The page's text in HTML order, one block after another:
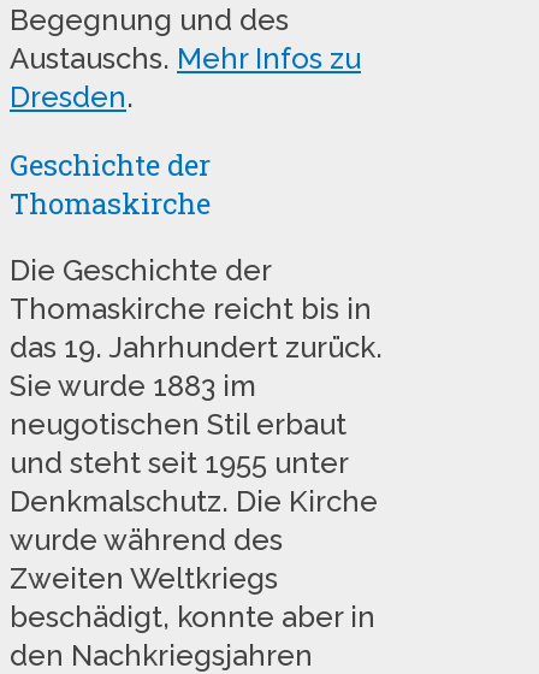
Begegnung und des
Austauschs. Mehr Infos zu
Dresden.
Geschichte der
Thomaskirche
Die Geschichte der
Thomaskirche reicht bis in
das 19. Jahrhundert zurück.
Sie wurde 1883 im
neugotischen Stil erbaut
und steht seit 1955 unter
Denkmalschutz. Die Kirche
wurde während des
Zweiten Weltkriegs
beschädigt, konnte aber in
den Nachkriegsjahren